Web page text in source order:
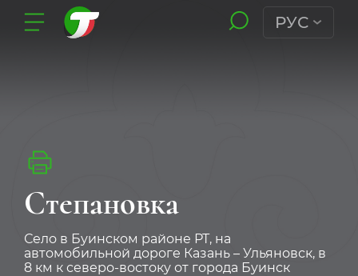
РУС
Степановка
Село в Буинском районе РТ, на
автомобильной дороге Казань – Ульяновск, в
8 км к северо-востоку от города Буинск